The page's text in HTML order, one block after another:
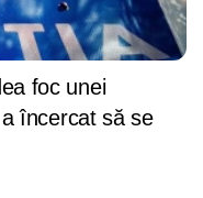
foc unei
încercat să se